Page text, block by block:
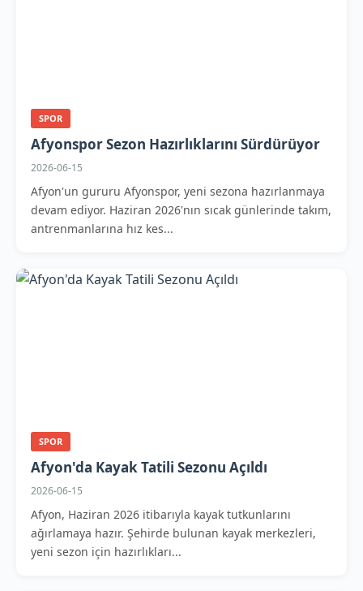
SPOR
Afyonspor Sezon Hazırlıklarını Sürdürüyor
2026-06-15
Afyon'un gururu Afyonspor, yeni sezona hazırlanmaya
devam ediyor. Haziran 2026'nın sıcak günlerinde takım,
antrenmanlarına hız kes...
SPOR
Afyon'da Kayak Tatili Sezonu Açıldı
2026-06-15
Afyon, Haziran 2026 itibarıyla kayak tutkunlarını
ağırlamaya hazır. Şehirde bulunan kayak merkezleri,
yeni sezon için hazırlıkları...